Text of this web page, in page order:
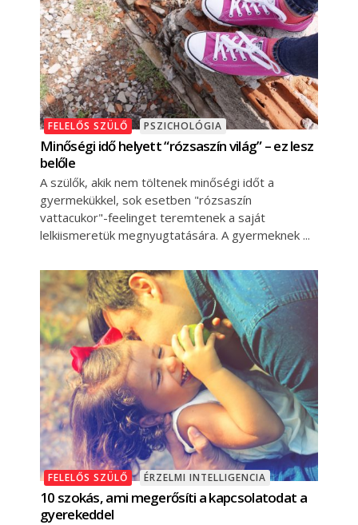
FELELŐS SZÜLŐ PSZICHOLÓGIA
Minőségi idő helyett “rózsaszín világ” – ez lesz
belőle
A szülők, akik nem töltenek minőségi időt a
gyermekükkel, sok esetben "rózsaszín
vattacukor"-feelinget teremtenek a saját
lelkiismeretük megnyugtatására. A gyermeknek
FELELŐS SZÜLŐ ÉRZELMI INTELLIGENCIA
10 szokás, ami megerősíti a kapcsolatodat a
gyerekeddel